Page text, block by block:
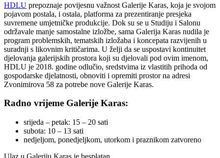
HDLU prepoznaje povijesnu važnost Galerije Karas, koja je svojom
pojavom postala, i ostala, platforma za prezentiranje presjeka
suvremene umjetničke produkcije. Dok su se u Studiju i Salonu
održavale manje samostalne izložbe, sama Galerija Karas nudila je
program problemskih, tematskih izložaba i koncepata razvijenih u
suradnji s likovnim kritičarima. U želji da se uspostavi kontinuitet
djelovanja galerijskih prostora koji su djelovali pod ovim imenom,
HDLU je 2018. godine odlučio, sredstvima iz vlastitih prihoda od
gospodarske djelatnosti, obnoviti i opremiti prostor na adresi
Zvonimirova 58 za potrebe nove Galerije Karas.
Radno vrijeme Galerije Karas:
srijeda – petak: 15 – 20 sati
subota: 10 – 13 sati
nedjeljom, ponedjeljkom, utorkom i praznikom zatvoreno